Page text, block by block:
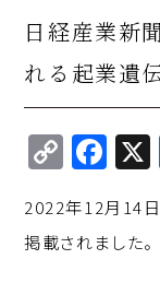
日経産業新
れる起業遺
C
o
p
y
F
a
c
e
2022年12月14
掲載されました。